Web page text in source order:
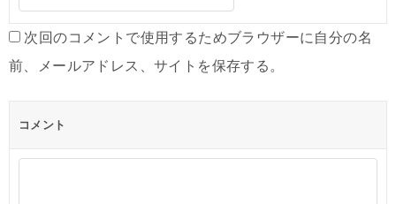
次回のコメントで使用するためブラウザーに自分の名
前、メールアドレス、サイトを保存する。
コメント